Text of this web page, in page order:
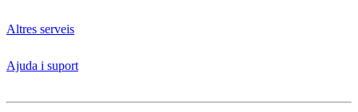
Altres serveis
Ajuda i suport